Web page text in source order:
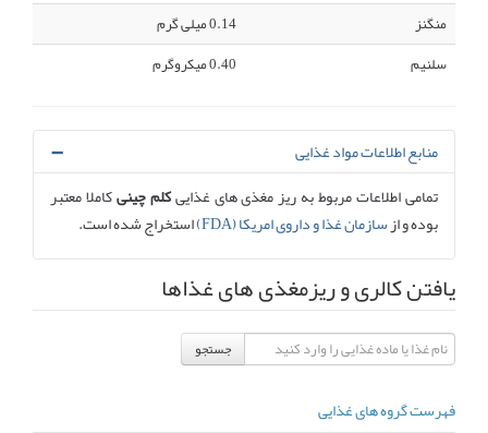
منگنز
0.14 میلی گرم
سلنیم
0.40 میکروگرم
منابع اطلاعات مواد غذایی
تمامی اطلاعات مربوط به ریز مغذی های غذاییکلم چینیکاملا معتبر
بوده و ازسازمان غذا و داروی امریکا (FDA) استخراج شده است.
یافتن کالری و ریزمغذی های غذاها
جستجو
فهرست گروه های غذایی